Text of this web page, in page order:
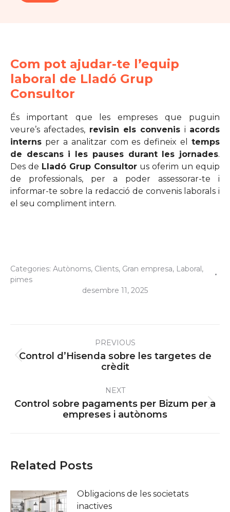
Com pot ajudar-te l’equip
laboral de Lladó Grup
Consultor
És important que les empreses que puguin
veure’s afectades, revisin els convenis i acords
interns per a analitzar com es defineix el temps
de descans i les pauses durant les jornades.
Des de Lladó Grup Consultor us oferim un equip
de professionals, per a poder assessorar-te i
informar-te sobre la redacció de convenis laborals i
el seu compliment intern.
Categories: Autònoms, Clients, Gran empresa, Laboral,
pimes
desembre 11, 2025
navigationPREVIOUS
Previous
post:
Control d’Hisenda sobre les targetes de
crèdit
NEXT
Next
post:
Control sobre pagaments per Bizum per a
empreses i autònoms
Related Posts
Obligacions de les societats
inactives